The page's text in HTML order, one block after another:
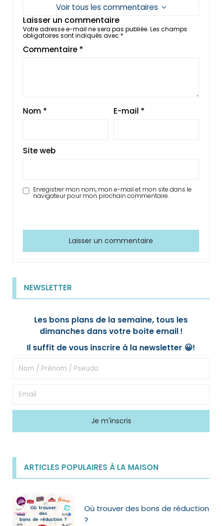
Voir tous les commentaires
Laisser un commentaire
Votre adresse e-mail ne sera pas publiée. Les champs
obligatoires sont indiqués avec *
Commentaire *
Nom * E-mail *
Site web
Enregistrer mon nom, mon e-mail et mon site dans le
navigateur pour mon prochain commentaire.
NEWSLETTER
Les bons plans de la semaine, tous les
dimanches dans votre boite email !
Il suffit de vous inscrire à la newsletter 😀!
ARTICLES POPULAIRES À LA MAISON
Où trouver des bons de réduction
?